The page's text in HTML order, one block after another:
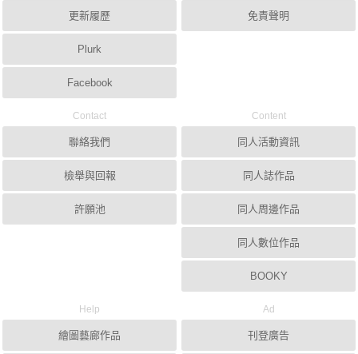
更新履歷
Plurk
Facebook
免責聲明
Contact
聯絡我們
檢舉與回報
許願池
Content
同人活動資訊
同人誌作品
同人周邊作品
同人數位作品
BOOKY
Help
繪圖藝廊作品
Ad
刊登廣告